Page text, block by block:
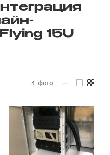
15U
4 фото